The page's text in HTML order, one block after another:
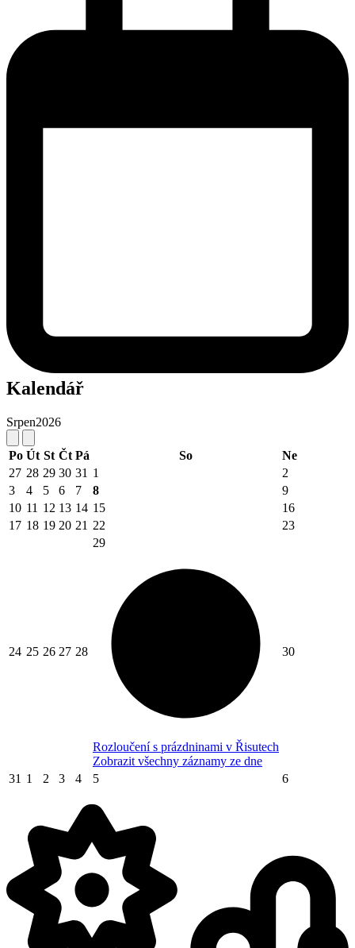
Kalendář
Srpen2026
Po Út St Čt Pá So
Ne
27 28 29 30 31 1
2
3
4 5 6 7 8
9
10 11 12 13 14 15
16
17 18 19 20 21 22 23
24 25 26 27 28
29
Rozloučení s prázdninami v Řisutech
Zobrazit všechny záznamy ze dne
30
31 1 2 3 4 5 6